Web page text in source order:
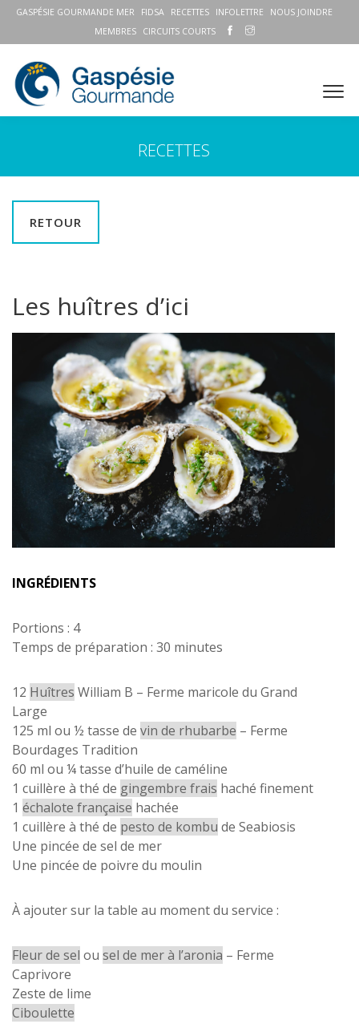
GASPÉSIE GOURMANDE MER FIDSA RECETTES INFOLETTRE
NOUS JOINDRE
MEMBRES
CIRCUITS COURTS
RECETTES
RETOUR
Les huîtres d’ici
INGRÉDIENTS
Portions : 4
Temps de préparation : 30 minutes
12 Huîtres William B – Ferme maricole du Grand
Large
125 ml ou ½ tasse de vin de rhubarbe – Ferme
Bourdages Tradition
60 ml ou ¼ tasse d’huile de caméline
1 cuillère à thé de gingembre frais haché finement
1 échalote française hachée
1 cuillère à thé de pesto de kombu de Seabiosis
Une pincée de sel de mer
Une pincée de poivre du moulin
À ajouter sur la table au moment du service :
Fleur de sel ou sel de mer à l’aronia – Ferme
Caprivore
Zeste de lime
Ciboulette